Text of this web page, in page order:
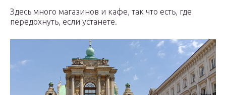
Здесь много магазинов и кафе, так что есть, где
передохнуть, если устанете.